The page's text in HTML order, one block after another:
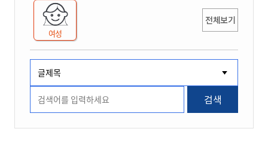
여성
전체보기
검색